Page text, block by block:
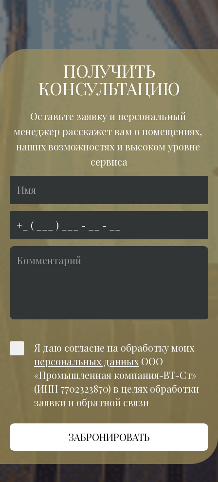
ПОЛУЧИТЬ
КОНСУЛЬТАЦИЮ
Оставьте заявку и персональный
менеджер расскажет вам о помещениях,
наших возможностях и высоком уровне
сервиса
Я даю согласие на обработку моих
персональных данных ООО
«Промышленная компания-ВТ-Ст»
(ИНН 7702323870) в целях обработки
заявки и обратной связи
ЗАБРОНИРОВАТЬ